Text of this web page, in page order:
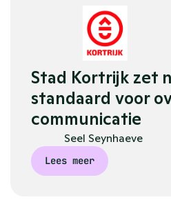
Stad Kortrijk zet
standaard voor
communicatie
Seel Seynhaeve
Lees meer